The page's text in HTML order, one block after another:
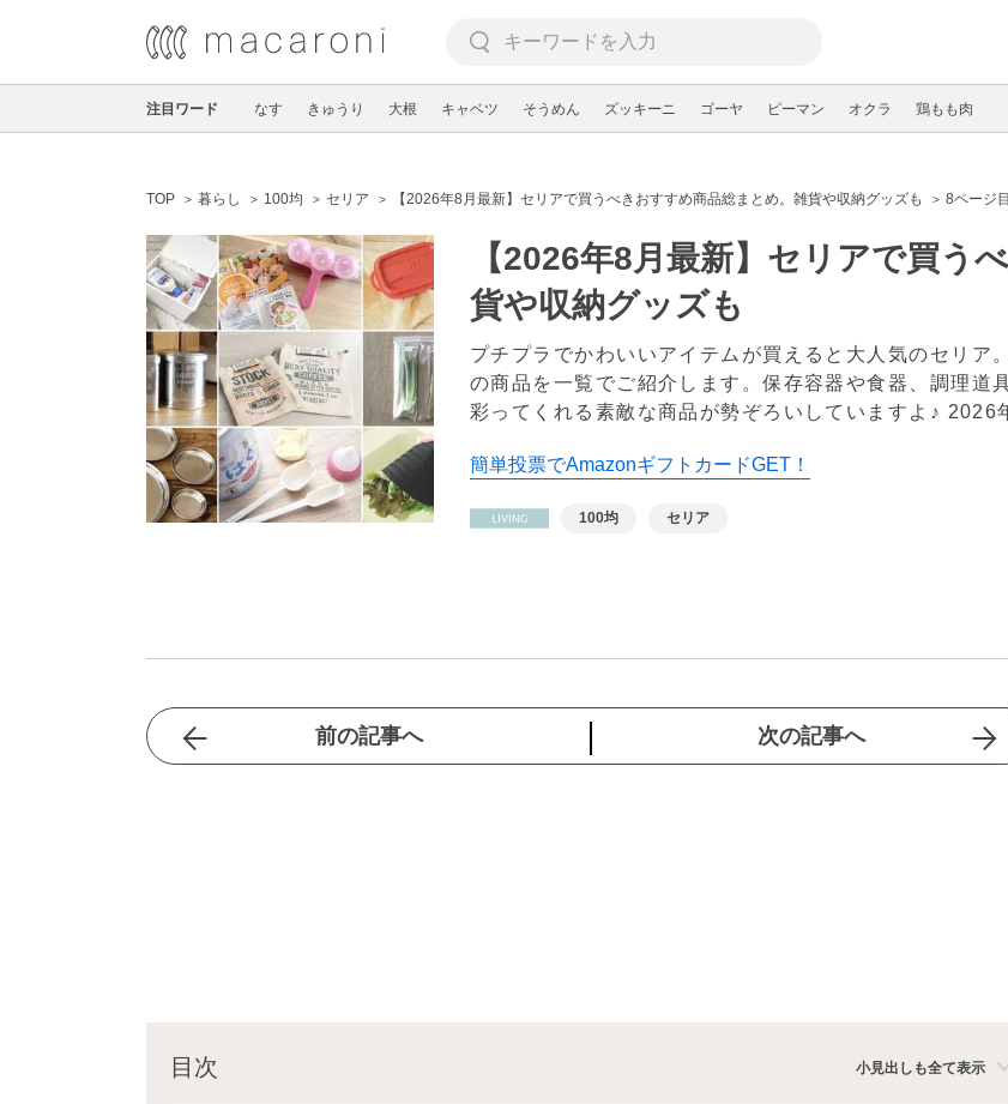
注目ワード なす きゅうり 大根 キャベツ そうめん ズッキーニ ゴーヤ ピーマン オクラ 鶏もも肉
TOP 暮らし 100均 セリア 【2026年8月最新】セリアで買うべきおすすめ商品総まとめ。雑貨や収納グッズも 8ページ目
【2026年8月最新】セリアで買う
貨や収納グッズも
プチプラでかわいいアイテムが買えると大人気のセリア
の商品を一覧でご紹介します。保存容器や食器、調理道
彩ってくれる素敵な商品が勢ぞろいしていますよ♪ 2026
簡単投票でAmazonギフトカードGET！
100均 セリア
前の記事へ 次の記事へ
目次 小見出しも全て表示